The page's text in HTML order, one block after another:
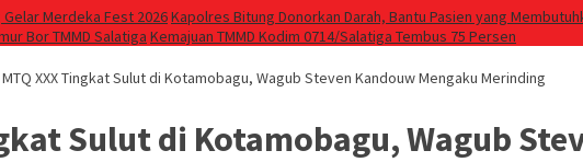
Gelar Merdeka Fest 2026Kapolres Bitung Donorkan Darah, Bantu Pasien yang
Bor TMMD Salatiga Kemajuan TMMD Kodim 0714/Salatiga Tembus 75 Persen
XXX Tingkat Sulut di Kotamobagu, Wagub Steven Kandouw Mengaku Merinding
Sulut di Kotamobagu, Wagub